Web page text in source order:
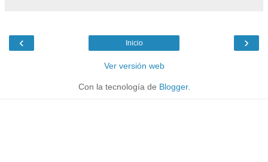
‹ ›
Inicio
Ver versión web
Con la tecnología de Blogger.